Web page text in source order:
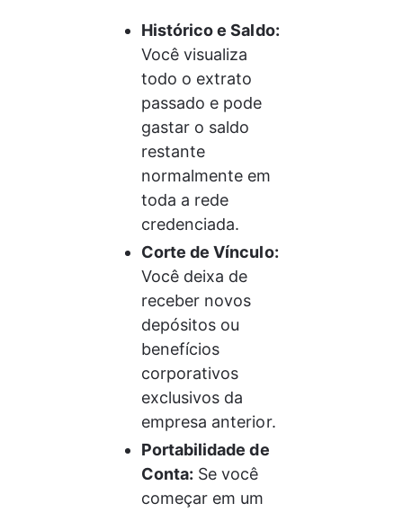
Histórico e Saldo:
Você visualiza
todo o extrato
passado e pode
gastar o saldo
restante
normalmente em
toda a rede
credenciada.
Corte de Vínculo:
Você deixa de
receber novos
depósitos ou
benefícios
corporativos
exclusivos da
empresa anterior.
Portabilidade de
Conta: Se você
começar em um